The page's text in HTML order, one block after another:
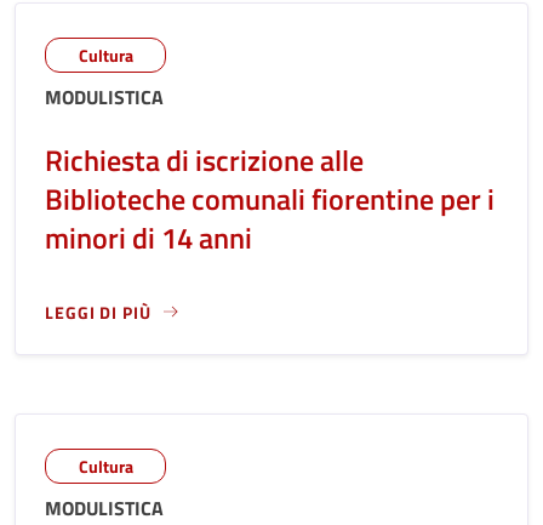
Cultura
MODULISTICA
Richiesta di iscrizione alle
Biblioteche comunali fiorentine per i
minori di 14 anni
LEGGI DI PIÙ
LEGGI ANCORA RIGUARDO A: RICHIESTA DI ISCRIZIONE
Cultura
MODULISTICA